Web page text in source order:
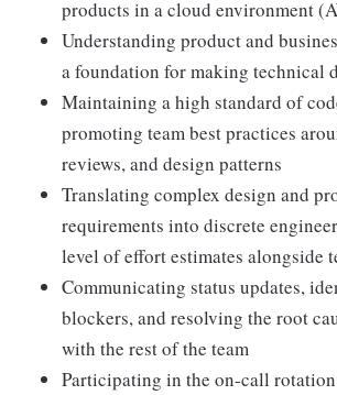
products in a cloud environment
Understanding product and
a foundation for making technical
Maintaining a high standard of
promoting team best practices
reviews, and design patterns
Translating complex design and
requirements into discrete
level of effort estimates alongside
Communicating status updates,
blockers, and resolving the root
with the rest of the team
Participating in the on-call